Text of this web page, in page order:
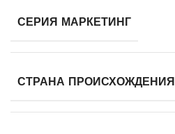
СЕРИЯ МАРКЕТИНГ
СТРАНА ПРОИСХОЖДЕНИЯ